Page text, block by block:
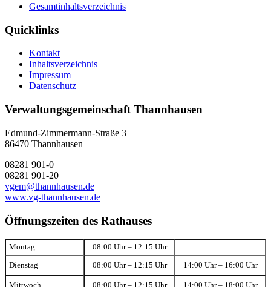
Gesamtinhaltsverzeichnis
Quicklinks
Kontakt
Inhaltsverzeichnis
Impressum
Datenschutz
Verwaltungsgemeinschaft Thannhausen
Edmund-Zimmermann-Straße 3
86470 Thannhausen
08281 901-0
08281 901-20
vgem@thannhausen.de
www.vg-thannhausen.de
Öffnungszeiten des Rathauses
Montag 08:00 Uhr – 12:15 Uhr
Dienstag 08:00 Uhr – 12:15 Uhr 14:00 Uhr – 16:00 Uhr